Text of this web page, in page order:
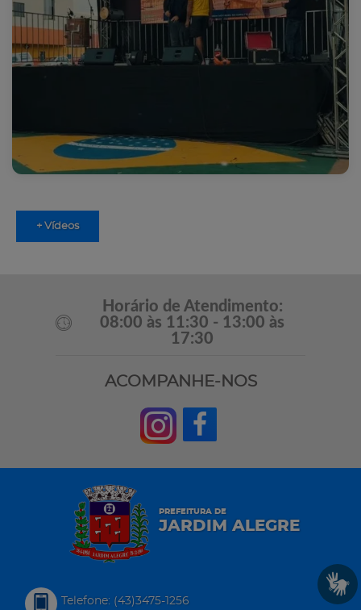
+ Vídeos
Horário de Atendimento:
08:00 às 11:30 - 13:00 às
17:30
ACOMPANHE-NOS
PREFEITURA DE
JARDIM ALEGRE
Telefone: (43)3475-1256